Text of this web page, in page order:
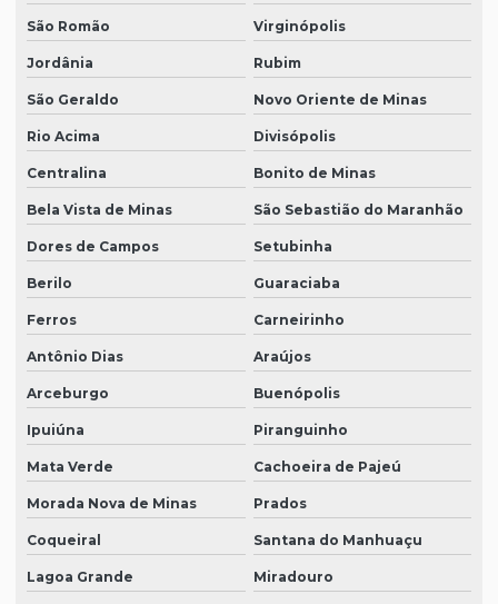
São Romão Virginópolis
Jordânia Rubim
São Geraldo Novo Oriente de Minas
Rio Acima Divisópolis
Centralina Bonito de Minas
Bela Vista de Minas São Sebastião do Maranhão
Dores de Campos Setubinha
Berilo Guaraciaba
Ferros Carneirinho
Antônio Dias Araújos
Arceburgo Buenópolis
Ipuiúna Piranguinho
Mata Verde Cachoeira de Pajeú
Morada Nova de Minas Prados
Coqueiral Santana do Manhuaçu
Lagoa Grande Miradouro